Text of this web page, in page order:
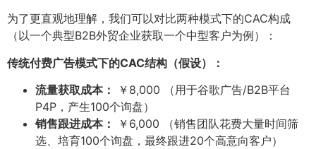
为了更直观地理解，我们可以对比两种模式下的CAC构成
（以一个典型B2B外贸企业获取一个中型客户为例）：
传统付费广告模式下的CAC结构（假设）：​
流量获取成本：​
￥8,000 （用于谷歌广告/B2B平台
P4P，产生100个询盘）
销售跟进成本：​
￥6,000 （销售团队花费大量时间筛
选、培育100个询盘，最终跟进20个高意向客户）